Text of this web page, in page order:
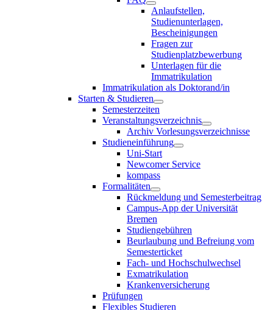
Anlaufstellen,
Studienunterlagen,
Bescheinigungen
Fragen zur
Studienplatzbewerbung
Unterlagen für die
Immatrikulation
Immatrikulation als Doktorand/in
Starten & Studieren
Semesterzeiten
Veranstaltungsverzeichnis
Archiv Vorlesungsverzeichnisse
Studieneinführung
Uni-Start
Newcomer Service
kompass
Formalitäten
Rückmeldung und Semesterbeitrag
Campus-App der Universität
Bremen
Studiengebühren
Beurlaubung und Befreiung vom
Semesterticket
Fach- und Hochschulwechsel
Exmatrikulation
Krankenversicherung
Prüfungen
Flexibles Studieren